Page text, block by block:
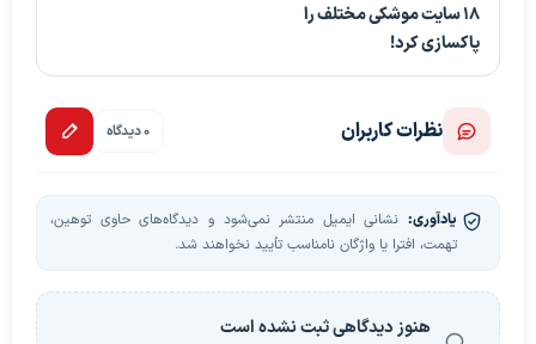
۱۸ سایت موشکی مختلف را
پاکسازی کرد!
نظرات کاربران 0 دیدگاه
یادآوری: نشانی ایمیل منتشر نمی‌شود و دیدگاه‌های حاوی توهین،
تهمت، افترا یا واژگان نامناسب تأیید نخواهند شد.
هنوز دیدگاهی ثبت نشده است